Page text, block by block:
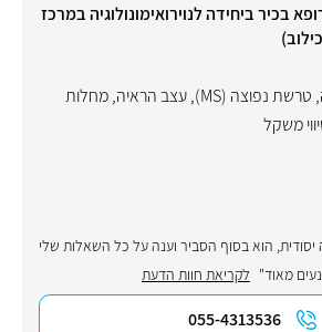
בכיר ביחידה לנוירואימונולוגיה במרכז
, טרשת נפוצה (MS) ,עצב הראיה,מחלות
משקל
יסודית, הוא בסוף הסביר וענה על כל השאלות שלי
מאוד" לקריאת חוות הדעת
055-4313536